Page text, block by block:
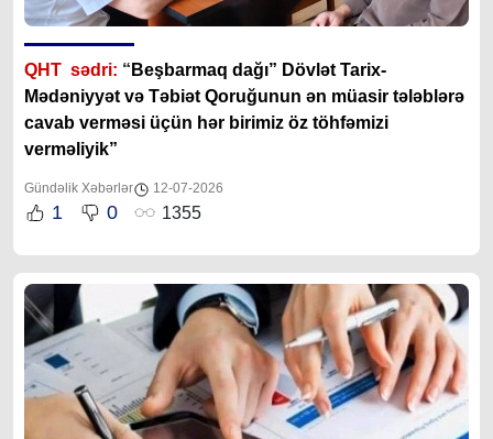
QHT sədri: “ Beşbarmaq dağı” Dövlət Tarix-
Mədəniyyət və Təbiət Qoruğunun ən müasir tələblərə
cavab verməsi üçün hər birimiz öz töhfəmizi
verməliyik”
Gündəlik Xəbərlər 12-07-2026
1 0 1355